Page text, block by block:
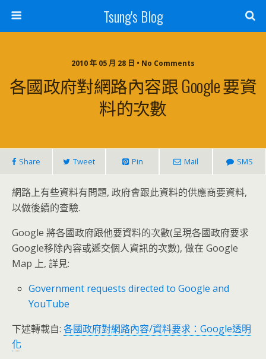
Tsung's Blog
2010 年 05 月 28 日 • No Comments
各國政府對網路內容跟 Google 要資
料的次數
Share Tweet Pin Mail SMS
網路上有些資料有問題, 政府會跟此資料的供應商要資料,
以做後續的查驗.
Google 將各國政府跟他要資料的次數(呈現各國政府要求
Google移除內容或遞交個人資訊的次數), 做在 Google
Map 上, 詳見:
Government requests directed to Google and
YouTube
下述轉載自: 各國政府對網路內容/資料要求：Google透明
化